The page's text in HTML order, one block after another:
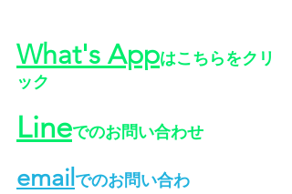
What's Appはこちらをクリ
ック
Lineでのお問い合わせ
email でのお問い合わ